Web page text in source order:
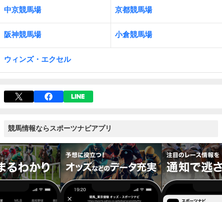
中京競馬場 京都競馬場
阪神競馬場 小倉競馬場
ウィンズ・エクセル
競馬情報ならスポーツナビアプリ